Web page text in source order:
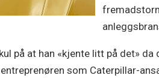
på at han «kjente litt på det» da
som Caterpillar-